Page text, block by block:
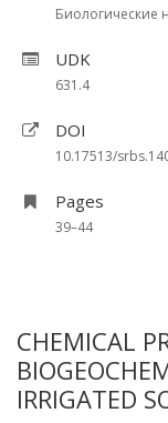
Биологические
UDK
631.4
DOI
10.17513/
Pages
39–44
CHEMICAL
IRRIGATED